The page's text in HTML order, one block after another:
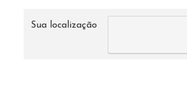
Sua localização